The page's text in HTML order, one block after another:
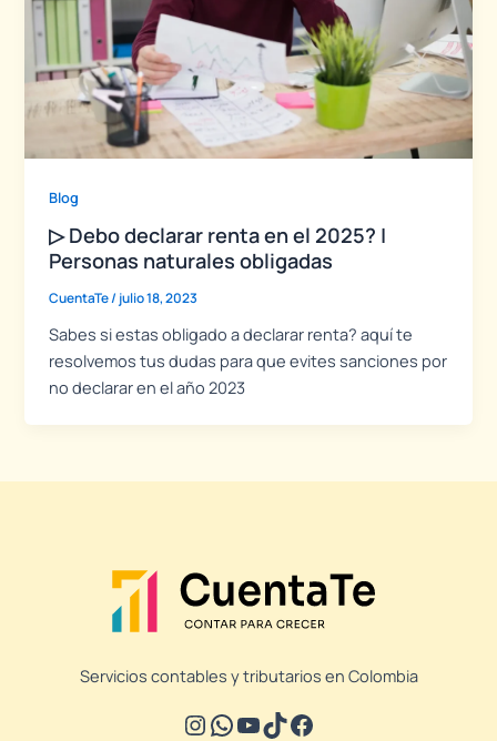
Blog
▷ Debo declarar renta en el 2025? |
Personas naturales obligadas
CuentaTe/ julio 18, 2023
Sabes si estas obligado a declarar renta? aquí te
resolvemos tus dudas para que evites sanciones por
no declarar en el año 2023
Servicios contables y tributarios en Colombia